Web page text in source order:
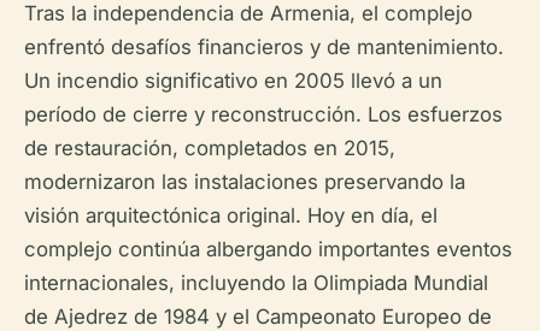
Tras la independencia de Armenia, el complejo
enfrentó desafíos financieros y de mantenimiento.
Un incendio significativo en 2005 llevó a un
período de cierre y reconstrucción. Los esfuerzos
de restauración, completados en 2015,
modernizaron las instalaciones preservando la
visión arquitectónica original. Hoy en día, el
complejo continúa albergando importantes eventos
internacionales, incluyendo la Olimpiada Mundial
de Ajedrez de 1984 y el Campeonato Europeo de